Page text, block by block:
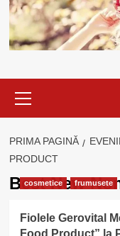
principal
PRIMA PAGINĂ
PRODUCT
Best New
cosmetice frumusete
Fiolele Gerovital
Food Product” la